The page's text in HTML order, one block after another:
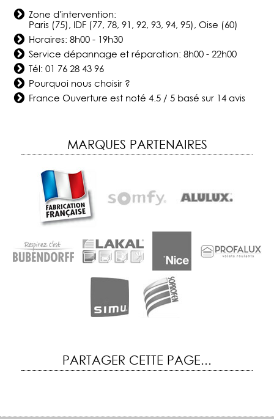
Zone d'intervention:
Paris (75), IDF (77, 78, 91, 92, 93, 94, 95), Oise (60)
Horaires: 8h00 - 19h30
Service dépannage et réparation: 8h00 - 22h00
Tél:01 76 28 43 96
Pourquoi nous choisir ?
France Ouverture est noté4.5 /5 basé sur 14avis
MARQUES PARTENAIRES
PARTAGER CETTE PAGE...